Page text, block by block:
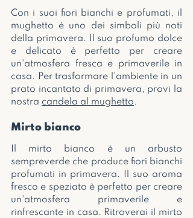
Con i suoi fiori bianchi e profumati, il
mughetto è uno dei simboli più noti
della primavera. Il suo profumo dolce
e delicato è perfetto per creare
un'atmosfera fresca e primaverile in
casa. Per trasformare l'ambiente in un
prato incantato di primavera, provi la
nostra candela al mughetto.
Mirto bianco
Il mirto bianco è un arbusto
sempreverde che produce fiori bianchi
profumati in primavera. Il suo aroma
fresco e speziato è perfetto per creare
un'atmosfera primaverile e
rinfrescante in casa. Ritroverai il mirto